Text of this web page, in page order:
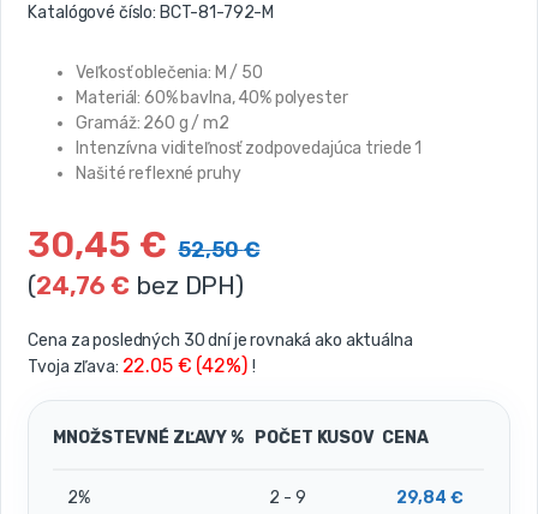
Katalógové číslo: BCT-81-792-M
Veľkosť oblečenia: M/ 50
Materiál: 60% bavlna, 40% polyester
Gramáž: 260 g / m2
Intenzívna viditeľnosť zodpovedajúca triede 1
Našité reflexné pruhy
30,45 € 52,50€
(24,76€ bez DPH)
Cena za posledných 30 dní je rovnaká ako aktuálna
Tvoja zľava: 22.05 € (42%) !
MNOŽSTEVNÉ ZĽAVY % POČET KUSOV CENA
2% 2 - 9 29,84 €